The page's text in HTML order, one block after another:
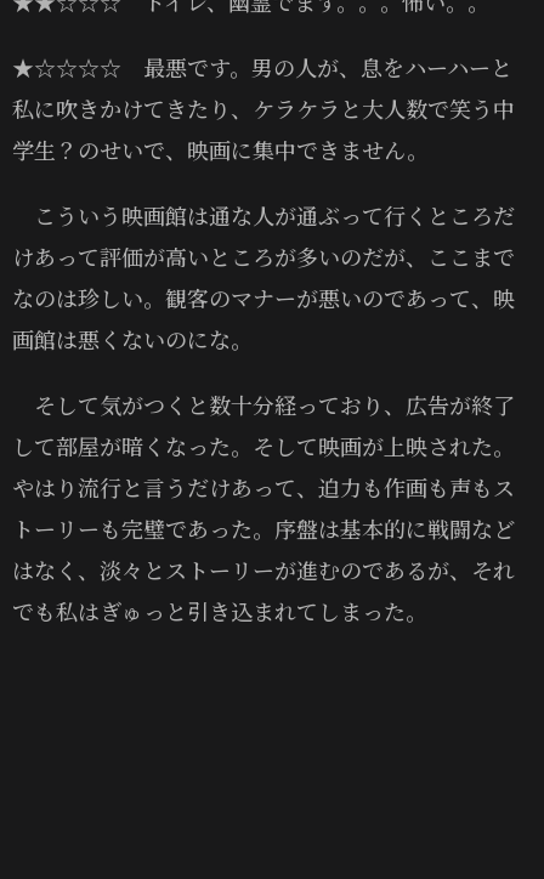
★‪☆‪☆‪☆‪☆ 最悪です。男の人が、息をハーハーと
私に吹きかけてきたり、ケラケラと大人数で笑う中
学生？のせいで、映画に集中できません。
こういう映画館は通な人が通ぶって行くところだ
けあって評価が高いところが多いのだが、ここまで
なのは珍しい。観客のマナーが悪いのであって、映
画館は悪くないのにな。
そして気がつくと数十分経っており、広告が終了
して部屋が暗くなった。そして映画が上映された。
やはり流行と言うだけあって、迫力も作画も声もス
トーリーも完璧であった。序盤は基本的に戦闘など
はなく、淡々とストーリーが進むのであるが、それ
でも私はぎゅっと引き込まれてしまった。